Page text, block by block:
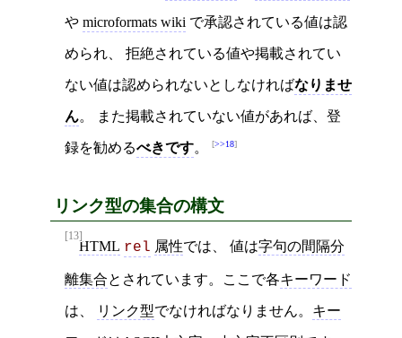
や microformats wiki で承認されている値は認
められ、 拒絶されている値や掲載されてい
ない値は認められないとしなければなりませ
ん。 また掲載されていない値があれば、登
録を勧めるべきです。 >>18
リンク型の集合の構文
[13]
HTML rel 属性では、 値は字句の間隔分
離集合とされています。ここで各キーワード
は、 リンク型でなければなりません。 キー